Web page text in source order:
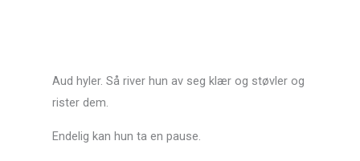
Aud hyler. Så river hun av seg klær og støvler og
rister dem.
Endelig kan hun ta en pause.